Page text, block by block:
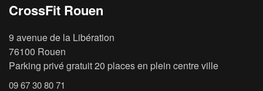
CrossFit Rouen
9 avenue de la Libération
76100 Rouen
Parking privé gratuit 20 places en plein centre ville
09 67 30 80 71